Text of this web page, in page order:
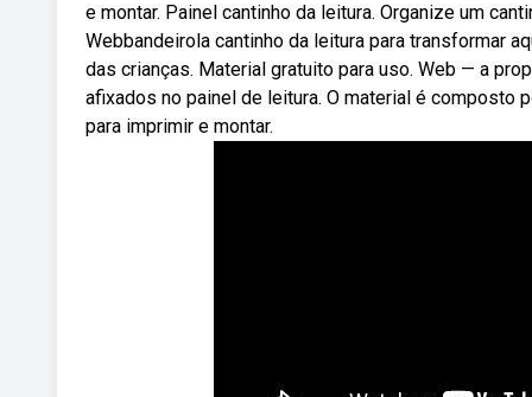
e montar. Painel cantinho da leitura. Organize um
Webbandeirola cantinho da leitura para transformar
das crianças. Material gratuito para uso. Web — a
afixados no painel de leitura. O material é composto
para imprimir e montar.